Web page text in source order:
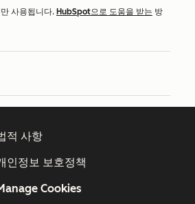
사용됩니다. HubSpot으로 도움을 받는 방
적 사항
인정보 보호정책
Cookies